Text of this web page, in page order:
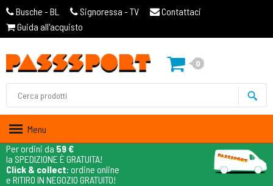
Busche - BL Signoressa - TV
Contattaci
Guida all'acquisto
0
Menu
Per ordini da 59 €
la SPEDIZIONE È GRATUITA!
Click & collect: ordine online
e RITIRO IN NEGOZIO GRATUITO!